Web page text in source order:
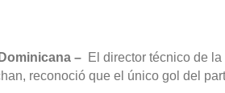
– El director técnico de
reconoció que el único gol del